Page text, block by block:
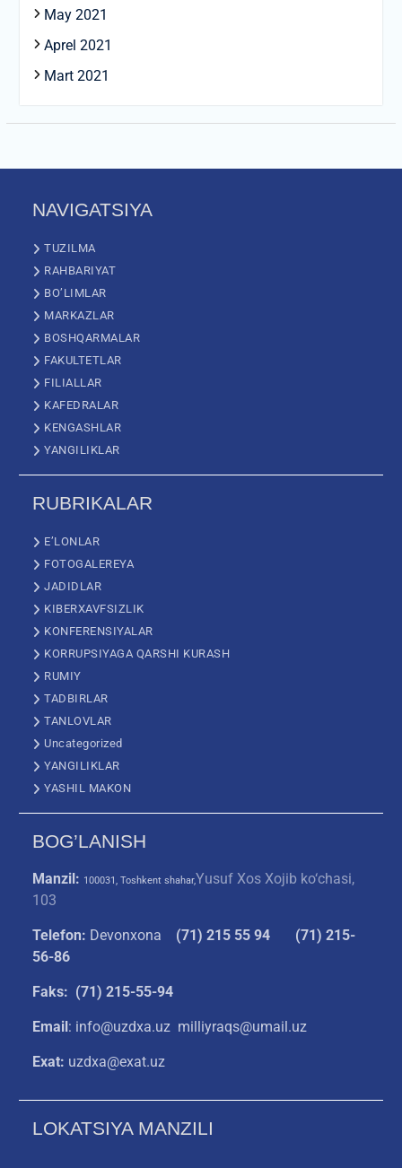
May 2021
Aprel 2021
Mart 2021
NAVIGATSIYA
TUZILMA
RAHBARIYAT
BO’LIMLAR
MARKAZLAR
BOSHQARMALAR
FAKULTETLAR
FILIALLAR
KAFEDRALAR
KENGASHLAR
YANGILIKLAR
RUBRIKALAR
E’LONLAR
FOTOGALEREYA
JADIDLAR
KIBERXAVFSIZLIK
KONFERENSIYALAR
KORRUPSIYAGA QARSHI KURASH
RUMIY
TADBIRLAR
TANLOVLAR
Uncategorized
YANGILIKLAR
YASHIL MAKON
BOG’LANISH
Manzil: 100031, Toshkent shahar,Yusuf Xos Xojib ko‘chasi,
103
Telefon: Devonxona (71) 215 55 94
(71) 215-
56-86
Faks: (71) 215-55-94
Email: info@uzdxa.uz milliyraqs@umail.uz
Exat: uzdxa@exat.uz
LOKATSIYA MANZILI